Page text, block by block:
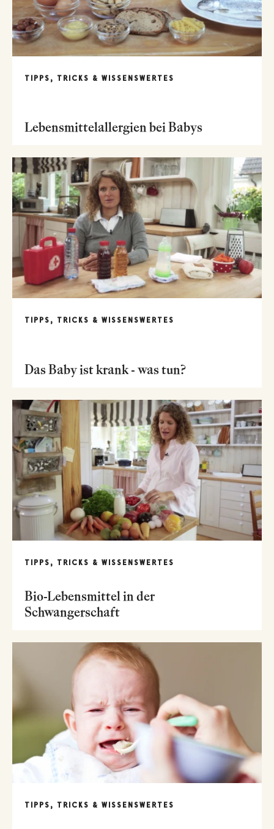
TIPPS, TRICKS & WISSENSWERTES
Lebensmittelallergien bei Babys
TIPPS, TRICKS & WISSENSWERTES
Das Baby ist krank - was tun?
TIPPS, TRICKS & WISSENSWERTES
Bio-Lebensmittel in der
Schwangerschaft
TIPPS, TRICKS & WISSENSWERTES